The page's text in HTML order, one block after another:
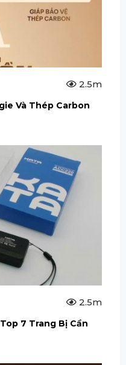
2.5m
Và Thép Carbon
2.5m
7 Trang Bị Cần